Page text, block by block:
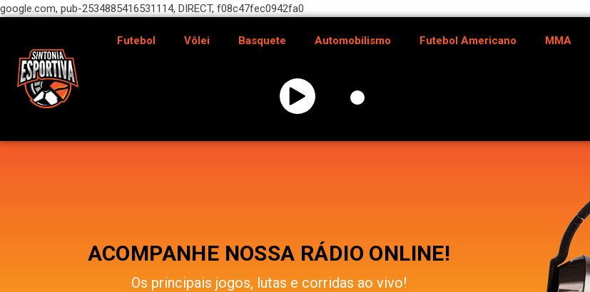
google.com, pub-2534885416531114, DIRECT, f08c47fec0942fa0
Futebol Vôlei Basquete Automobilismo Futebol Americano MMA
ACOMPANHE NOSSA RÁDIO ONLINE!
Os principais jogos, lutas e corridas ao vivo!